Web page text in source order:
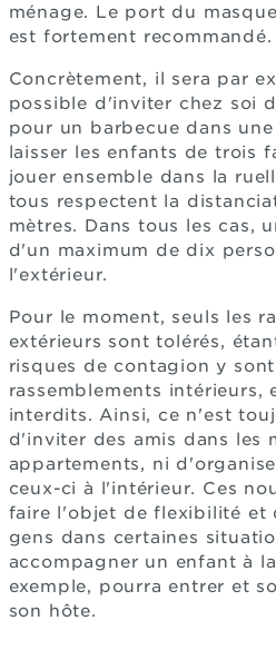
ménage. Le port du
est fortement recommandé.
Concrètement, il sera par
possible d'inviter chez soi
pour un barbecue dans
laisser les enfants de trois
jouer ensemble dans la
tous respectent la
mètres. Dans tous les cas,
d'un maximum de dix
l'extérieur.
Pour le moment, seuls les
extérieurs sont tolérés,
risques de contagion y
rassemblements intérieurs,
interdits. Ainsi, ce n'est
d'inviter des amis dans les
appartements, ni
ceux-ci à l'intérieur. Ces
faire l'objet de flexibilité et
gens dans certaines
accompagner un enfant à
exemple, pourra entrer et
son hôte.